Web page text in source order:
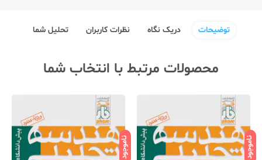
توضیحات دریک نگاه نظرات کاربران تحلیل شما
محصولات مرتبط با انتخاب شما
ناموجود ناموجود